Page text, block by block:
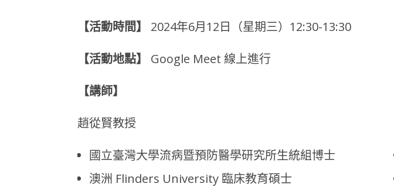
【活動時間】 2024年6月12日（星期三）12:30-13:30
【活動地點】 Google Meet 線上進行
【講師】
趙從賢教授
國立臺灣大學流病暨預防醫學研究所生統組博士
澳洲 Flinders University 臨床教育碩士